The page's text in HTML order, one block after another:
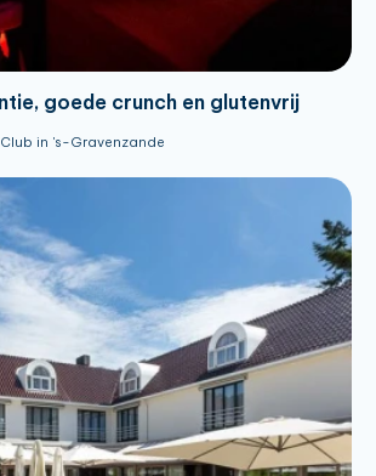
goede crunch en glutenvrij
in 's-Gravenzande